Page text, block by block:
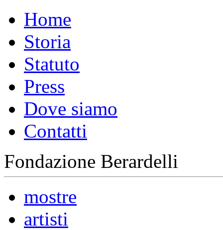
Home
Storia
Statuto
Press
Dove siamo
Contatti
Fondazione Berardelli
mostre
artisti